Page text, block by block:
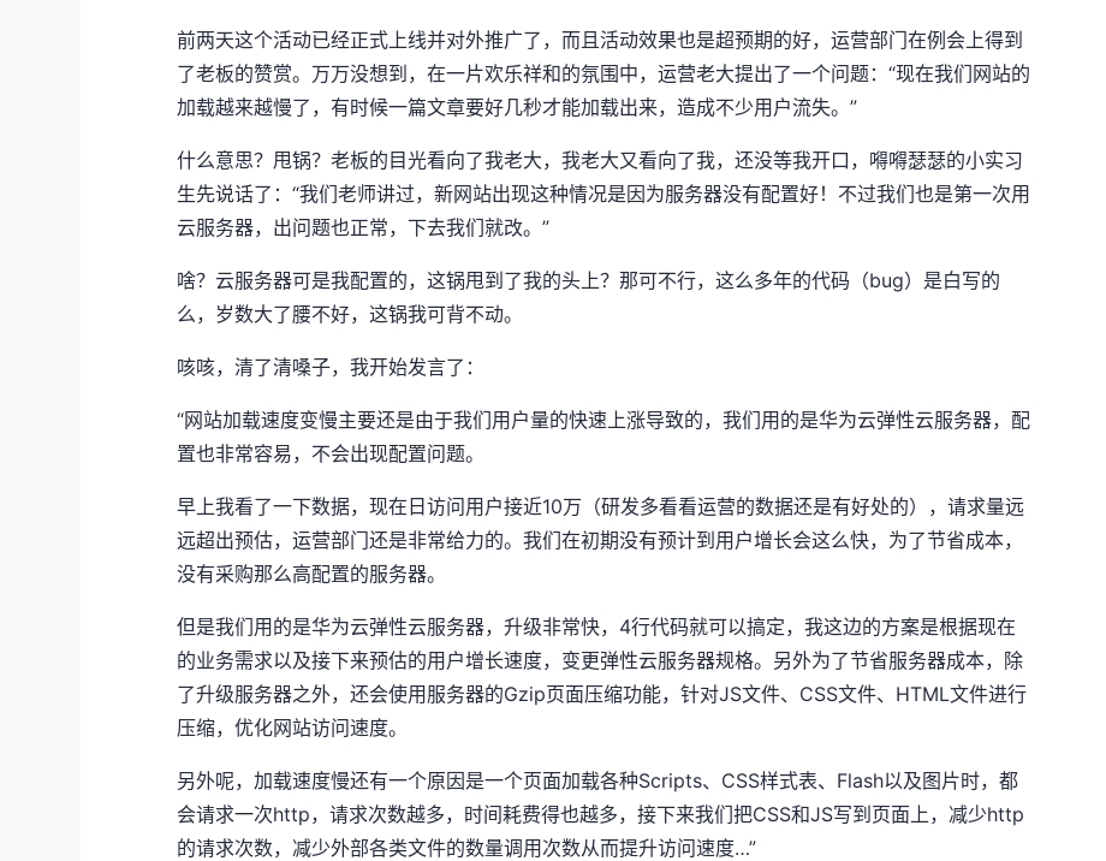
前两天这个活动已经正式上线并对外推广了，而且活动效果也是超预期的好，运营部门在例会上得到
了老板的赞赏。万万没想到，在一片欢乐祥和的氛围中，运营老大提出了一个问题：“现在我们网站的
加载越来越慢了，有时候一篇文章要好几秒才能加载出来，造成不少用户流失。”
什么意思？甩锅？老板的目光看向了我老大，我老大又看向了我，还没等我开口，嘚嘚瑟瑟的小实习
生先说话了：“我们老师讲过，新网站出现这种情况是因为服务器没有配置好！不过我们也是第一次用
云服务器，出问题也正常，下去我们就改。”
啥？云服务器可是我配置的，这锅甩到了我的头上？那可不行，这么多年的代码（bug）是白写的
么，岁数大了腰不好，这锅我可背不动。
咳咳，清了清嗓子，我开始发言了：
“网站加载速度变慢主要还是由于我们用户量的快速上涨导致的，我们用的是华为云弹性云服务器，配
置也非常容易，不会出现配置问题。
早上我看了一下数据，现在日访问用户接近10万（研发多看看运营的数据还是有好处的），请求量远
远超出预估，运营部门还是非常给力的。我们在初期没有预计到用户增长会这么快，为了节省成本，
没有采购那么高配置的服务器。
但是我们用的是华为云弹性云服务器，升级非常快，4行代码就可以搞定，我这边的方案是根据现在
的业务需求以及接下来预估的用户增长速度，变更弹性云服务器规格。另外为了节省服务器成本，除
了升级服务器之外，还会使用服务器的Gzip页面压缩功能，针对JS文件、CSS文件、HTML文件进行
压缩，优化网站访问速度。
另外呢，加载速度慢还有一个原因是一个页面加载各种Scripts、CSS样式表、Flash以及图片时，都
会请求一次http，请求次数越多，时间耗费得也越多，接下来我们把CSS和JS写到页面上，减少http
的请求次数，减少外部各类文件的数量调用次数从而提升访问速度…”